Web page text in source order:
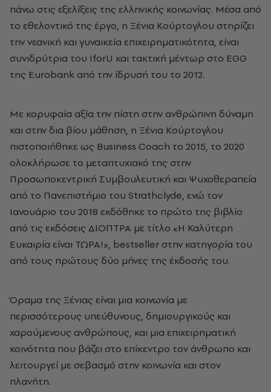
πάνω στις εξελίξεις της ελληνικής κοινωνίας. Μέσα από
το εθελοντικό της έργο, η Ξένια Κούρτογλου στηρίζει
την νεανική και γυναικεία επιχειρηματικότητα, είναι
συνιδρύτρια του IforU και τακτική μέντωρ στο EGG
της Eurobank από την ίδρυσή του το 2012.
Με κορυφαία αξία την πίστη στην ανθρώπινη δύναμη
και στην δια βίου μάθηση, η Ξένια Κούρτογλου
πιστοποιήθηκε ως Business Coach το 2015, το 2020
ολοκλήρωσε το μεταπτυχιακό της στην
Προσωποκεντρική Συμβουλευτική και Ψυχοθεραπεία
από το Πανεπιστήμιο του Strathclyde, ενώ τον
Ιανουάριο του 2018 εκδόθηκε το πρώτο της βιβλίο
από τις εκδόσεις ΔΙΟΠΤΡΑ με τίτλο «Η Καλύτερη
Ευκαιρία είναι ΤΩΡΑ!», bestseller στην κατηγορία του
από τους πρώτους δύο μήνες της έκδοσής του.
Όραμα της Ξένιας είναι μια κοινωνία με
περισσότερους υπεύθυνους, δημιουργικούς και
χαρούμενους ανθρώπους, και μια επιχειρηματική
κοινότητα που βάζει στο επίκεντρο τον άνθρωπο και
λειτουργεί με σεβασμό στην κοινωνία και στον
πλανήτη.